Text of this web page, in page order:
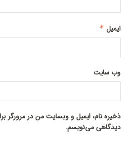
ایمیل *
وب‌ سایت
ذخیره نام، ایمیل و وبسایت من در مرورگر
دیدگاهی می‌نویسم.